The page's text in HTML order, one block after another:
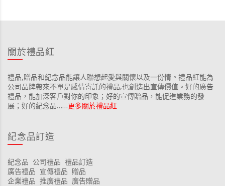
關於禮品紅
禮品,贈品和紀念品能讓人聯想起愛與關懷以及一份情。禮品紅能為
公司品牌帶來不單是感情寄託的禮品,也創造出宣傳價值。好的廣告
禮品，能加深客戶對你的印象；好的宣傳贈品，能促進業務的發
展；好的紀念品……更多關於禮品紅
紀念品訂造
紀念品 公司禮品 禮品訂造
廣告禮品 宣傳禮品 贈品
企業禮品 推廣禮品 廣告贈品